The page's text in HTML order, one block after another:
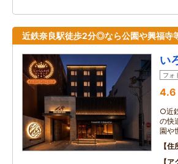
近鉄奈良駅徒歩2分◎なら公園や興福寺
い
フォ
4.6
○近
の快
園や
住
ア